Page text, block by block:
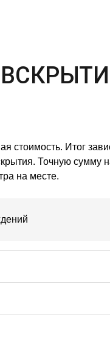
стоимость. Итог
Точную сумму
на месте.